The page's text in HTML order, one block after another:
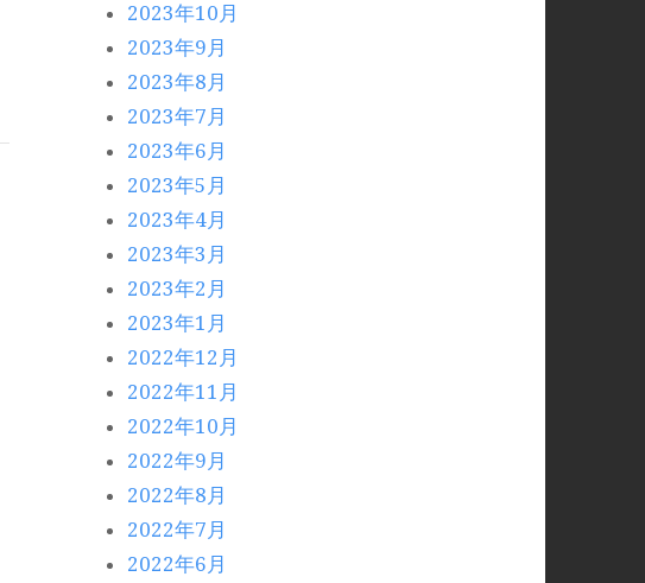
2023年10月
2023年9月
2023年8月
2023年7月
2023年6月
2023年5月
2023年4月
2023年3月
2023年2月
2023年1月
2022年12月
2022年11月
2022年10月
2022年9月
2022年8月
2022年7月
2022年6月